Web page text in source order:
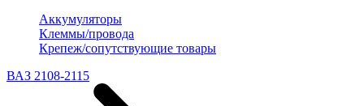
Аккумуляторы
Клеммы/провода
Крепеж/сопутствующие товары
ВАЗ 2108-2115